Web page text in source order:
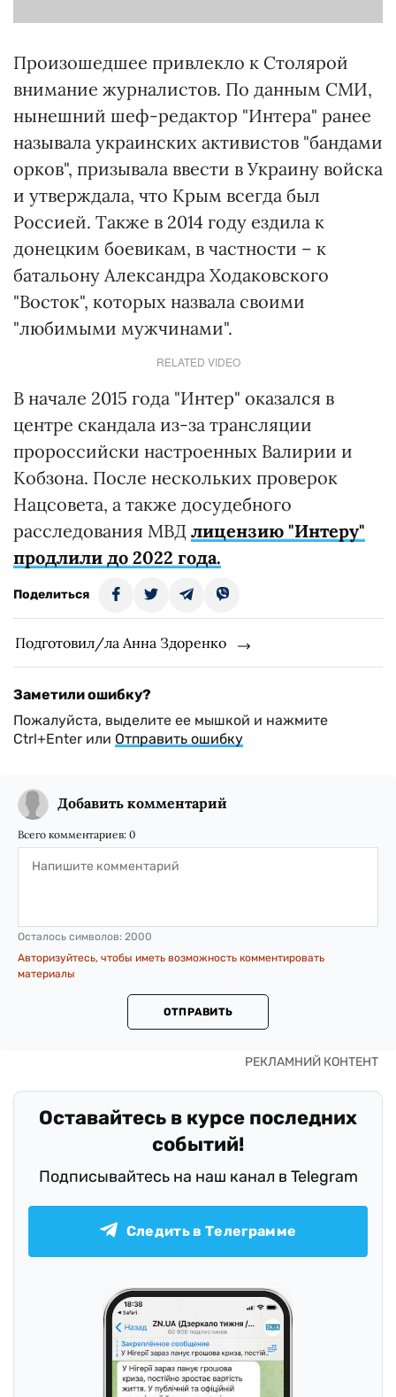
Произошедшее привлекло к Столярой
внимание журналистов. По данным СМИ,
нынешний шеф-редактор "Интера" ранее
называла украинских активистов "бандами
орков", призывала ввести в Украину войска
и утверждала, что Крым всегда был
Россией. Также в 2014 году ездила к
донецким боевикам, в частности – к
батальону Александра Ходаковского
"Восток", которых назвала своими
"любимыми мужчинами".
RELATED VIDEO
В начале 2015 года "Интер" оказался в
центре скандала из-за трансляции
пророссийски настроенных Валирии и
Кобзона. После нескольких проверок
Нацсовета, а также досудебного
расследования МВД лицензию "Интеру"
продлили до 2022 года.
Поделиться
Подготовил/ла Анна Здоренко
Заметили ошибку?
Пожалуйста, выделите ее мышкой и нажмите
Ctrl+Enter или Отправить ошибку
Добавить комментарий
Всего комментариев: 0
Осталось символов: 2000
Авторизуйтесь, чтобы иметь возможность комментировать
материалы
ОТПРАВИТЬ
Оставайтесь в курсе последних
событий!
Подписывайтесь на наш канал в Telegram
Следить в Телеграмме